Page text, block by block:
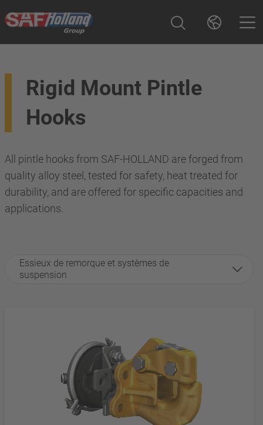
Rigid Mount Pintle
Hooks
All pintle hooks from SAF-HOLLAND are forged from
quality alloy steel, tested for safety, heat treated for
durability, and are offered for specific capacities and
applications.
Essieux de remorque et systèmes de
suspension